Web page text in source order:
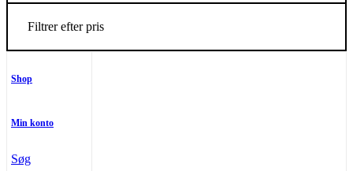
Filtrer efter pris
Shop
Min konto
Søg